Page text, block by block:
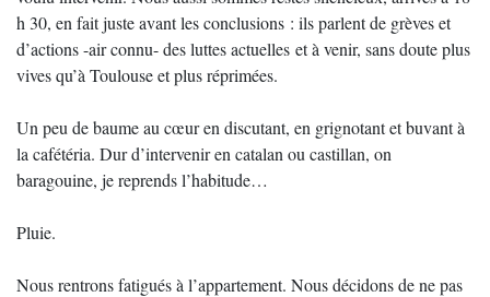
h 30, en fait juste avant les conclusions : ils parlent de grèves et
d’actions -air connu- des luttes actuelles et à venir, sans doute plus
vives qu’à Toulouse et plus réprimées.
Un peu de baume au cœur en discutant, en grignotant et buvant à
la cafétéria. Dur d’intervenir en catalan ou castillan, on
baragouine, je reprends l’habitude…
Pluie.
Nous rentrons fatigués à l’appartement. Nous décidons de ne pas